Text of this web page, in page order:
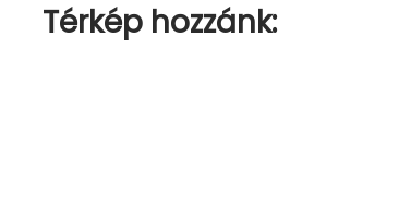
Térkép hozzánk: